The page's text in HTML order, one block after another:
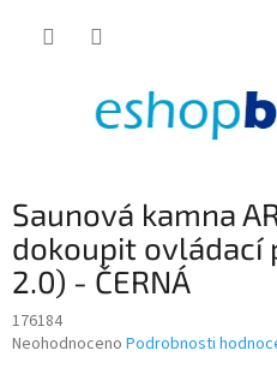
Saunová kamna
dokoupit ovládací
2.0) - ČERNÁ
176184
Průměrné
Neohodnoceno Podrobnosti